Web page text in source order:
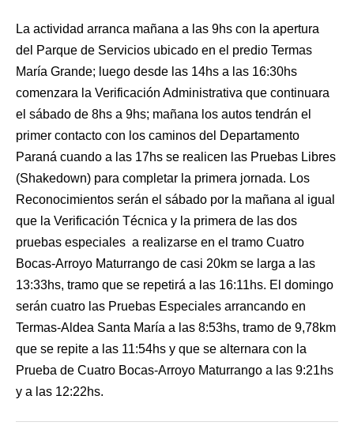
La actividad arranca mañana a las 9hs con la apertura
del Parque de Servicios ubicado en el predio Termas
María Grande; luego desde las 14hs a las 16:30hs
comenzara la Verificación Administrativa que continuara
el sábado de 8hs a 9hs; mañana los autos tendrán el
primer contacto con los caminos del Departamento
Paraná cuando a las 17hs se realicen las Pruebas Libres
(Shakedown) para completar la primera jornada. Los
Reconocimientos serán el sábado por la mañana al igual
que la Verificación Técnica y la primera de las dos
pruebas especiales a realizarse en el tramo Cuatro
Bocas-Arroyo Maturrango de casi 20km se larga a las
13:33hs, tramo que se repetirá a las 16:11hs. El domingo
serán cuatro las Pruebas Especiales arrancando en
Termas-Aldea Santa María a las 8:53hs, tramo de 9,78km
que se repite a las 11:54hs y que se alternara con la
Prueba de Cuatro Bocas-Arroyo Maturrango a las 9:21hs
y a las 12:22hs.